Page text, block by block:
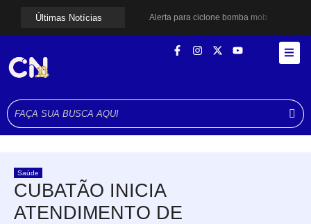
Últimas Notícias
Alerta para ciclone bomba mobiliza moradores de Cubatão após estragos causados por vendaval
Santos avança com proposta para municipalizar manutenção das calçadas
Cubatão orienta população sobre esquema vacinal contra sarampo e poliomielite
Saúde
CUBATÃO INICIA
ATENDIMENTO DE